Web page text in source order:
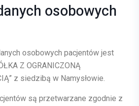
osobowych
osobowych pacjentów jest
Z OGRANICZONĄ
z siedzibą w Namysłowie.
są przetwarzane zgodnie z